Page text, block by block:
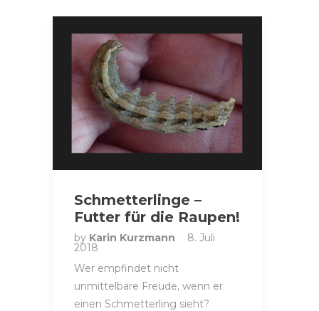
Schmetterlinge –
Futter für die Raupen!
by Karin Kurzmann 8. Juli
2018
Wer empfindet nicht
unmittelbare Freude, wenn er
einen Schmetterling sieht?